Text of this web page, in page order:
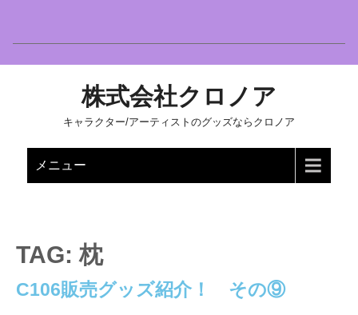
株式会社クロノア
キャラクター/アーティストのグッズならクロノア
メニュー
TAG: 枕
C106販売グッズ紹介！ その⑨